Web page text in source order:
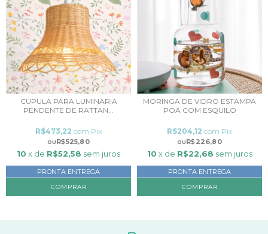
CÚPULA PARA LUMINÁRIA
PENDENTE DE RATTAN...
R$525,80
R$473,22 com Pix
10 x de R$52,58 sem juros
PRONTA ENTREGA
MORINGA DE VIDRO ESTAMPA
POÁ COM ESQUILO
R$226,80
R$204,12 com Pix
10 x de R$22,68 sem juros
PRONTA ENTREGA